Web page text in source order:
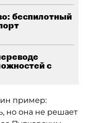
беспилотный
с
пример:
но она не решает